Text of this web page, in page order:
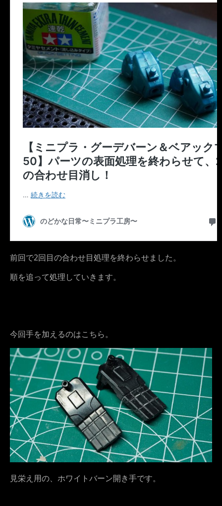
前回で2回目の合わせ目処理を終わらせました。
順を追って処理していきます。
今回手を加えるのはこちら。
見栄え用の、ホワイトバーン開き手です。